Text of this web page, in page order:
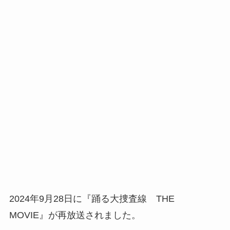
2024年9月28日に『踊る大捜査線 THE
MOVIE』が再放送されました。